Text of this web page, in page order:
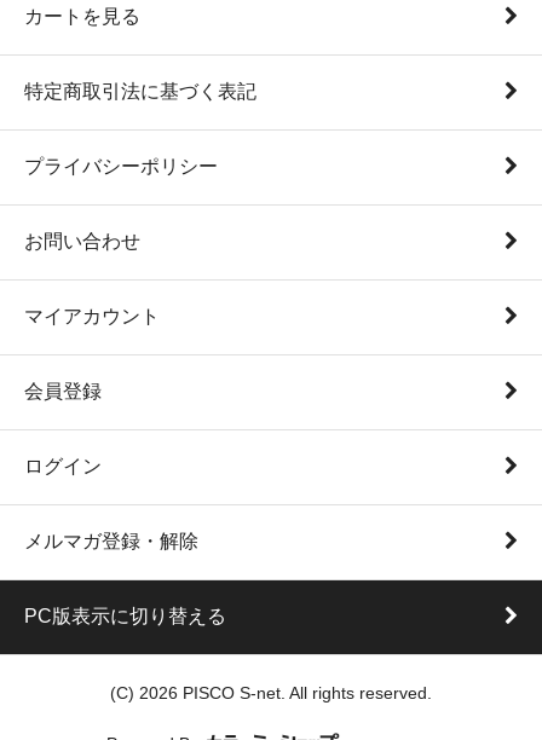
カートを見る
特定商取引法に基づく表記
プライバシーポリシー
お問い合わせ
マイアカウント
会員登録
ログイン
メルマガ登録・解除
PC版表示に切り替える
(C) 2026 PISCO S-net. All rights reserved.